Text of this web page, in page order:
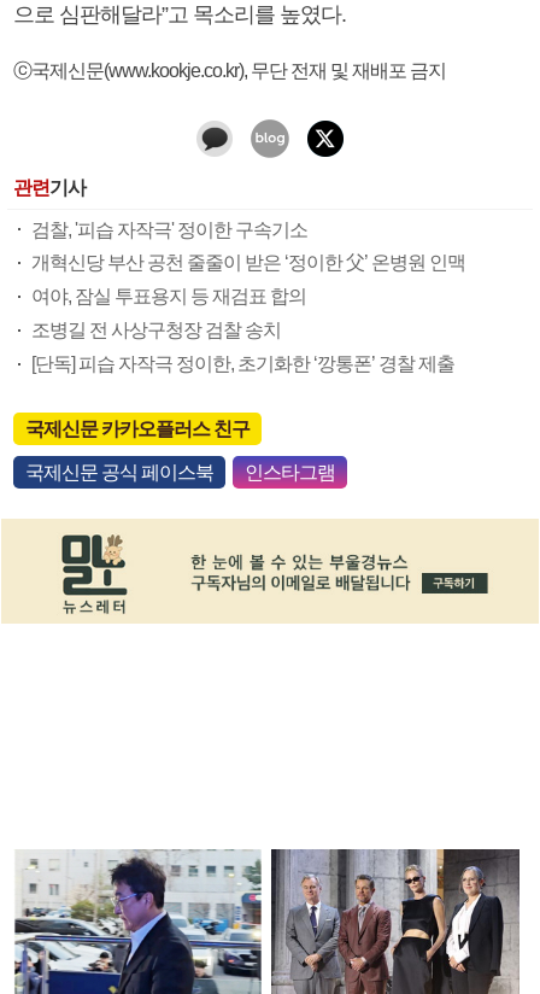
으로 심판해달라”고 목소리를 높였다.
ⓒ국제신문(www.kookje.co.kr), 무단 전재 및 재배포 금지
관련기사
검찰, '피습 자작극' 정이한 구속기소
개혁신당 부산 공천 줄줄이 받은 ‘정이한 父’ 온병원 인맥
여야, 잠실 투표용지 등 재검표 합의
조병길 전 사상구청장 검찰 송치
[단독] 피습 자작극 정이한, 초기화한 ‘깡통폰’ 경찰 제출
국제신문 카카오플러스 친구
국제신문 공식 페이스북 인스타그램